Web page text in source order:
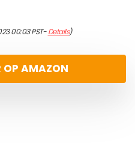
00:03 PST-Details)
OP AMAZON